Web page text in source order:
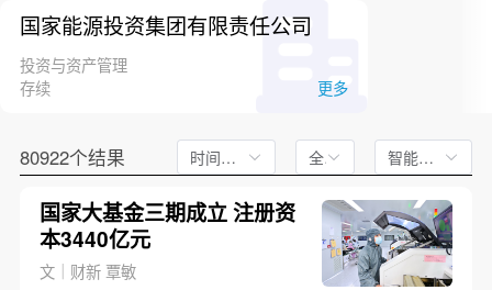
国家能源投资集团有限责任公司
投资与资产管理
存续
更多
80922个结果 时间不限 全文 智能排序
国家大基金三期成立 注册资
本3440亿元
文｜财新 覃敏